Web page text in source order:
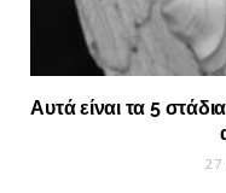
Αυτά είναι τα 5
27